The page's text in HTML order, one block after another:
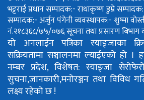
भट्टराईप्रधान सम्पादक:- राधाकृष्ण डुम्रे
सम्पादक:- अर्जुन पंगेनीव्यवस्थापक:- शुष्मा
नं.२१८३६८/७५/०७६सूचना तथा प्रसारण बिभाग
यो अनलाईन पत्रिका स्याङ्जाका
सक्रियतामा सञ्चालनमा ल्याईएको हो ।
नम्बर प्रदेश, विशेषत: स्याङ्जा
सुचना,जानकारी,मनोरञ्जन तथा विविध
लक्ष्य रहेको छ !